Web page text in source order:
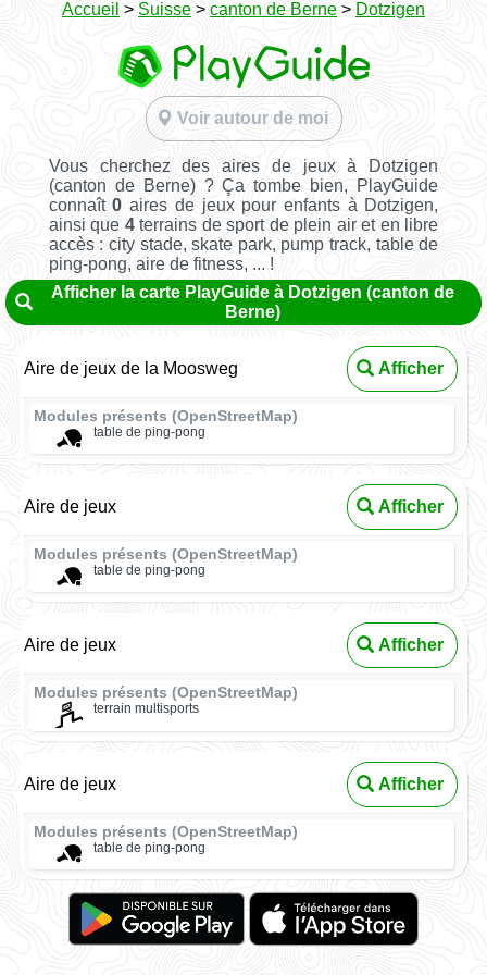
Accueil > Suisse > canton de Berne > Dotzigen
Voir autour de moi
Vous cherchez des aires de jeux à Dotzigen
(canton de Berne) ? Ça tombe bien, PlayGuide
connaît0 aires de jeux pour enfants à Dotzigen,
ainsi que 4terrains de sport de plein air et en libre
accès : city stade, skate park, pump track, table de
ping-pong, aire de fitness, ... !
Afficher la carte PlayGuide à Dotzigen (canton de
Berne)
Aire de jeux de la Moosweg Afficher
Modules présents (OpenStreetMap)
table de ping-pong
Aire de jeux Afficher
Modules présents (OpenStreetMap)
table de ping-pong
Aire de jeux Afficher
Modules présents (OpenStreetMap)
terrain multisports
Aire de jeux Afficher
Modules présents (OpenStreetMap)
table de ping-pong